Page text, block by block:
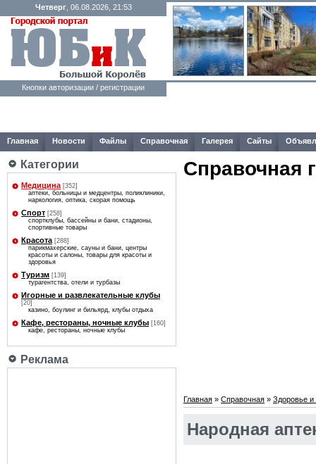
Четверг, 06.08.2026, 21:53
Кнопки авторизации / регистрации
Главная Новости Файлы Справочная Галерея Сайты
Категории
Медицина [352]
аптеки, больницы и медцентры, поликлиники,
наркология, оптика, скорая помощь
Спорт [258]
спортклубы, бассейны и бани, стадионы,
спортивные товары
Красота [288]
парикмахерские, сауны и бани, центры
красоты и салоны, товары для красоты и
здоровья
Туризм [139]
турагентства, отели и турбазы
Игорные и развлекательные клубы
[20]
казино, боулинг и бильярд, клубы отдыха
Кафе, рестораны, ночные клубы [160]
кафе, рестораны, ночные клубы
Реклама
Справочная
Главная » Справочная » Здоровье и
Народная